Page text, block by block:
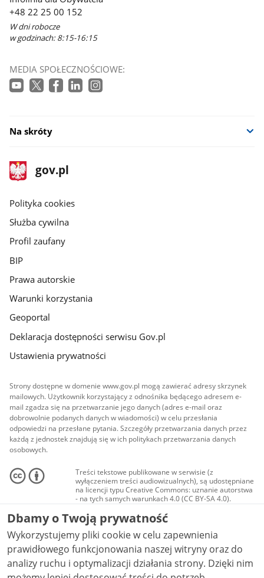
+48 22 25 00 152
W dni robocze
w godzinach: 8:15-16:15
MEDIA SPOŁECZNOŚCIOWE:
Na skróty
stopka
gov.pl
Strona
gov.pl
gov.pl
Polityka cookies
Służba cywilna
Profil zaufany
BIP
Prawa autorskie
Warunki korzystania
Geoportal
Deklaracja dostępności serwisu Gov.pl
Ustawienia prywatności
Strony dostępne w domenie www.gov.pl mogą zawierać adresy skrzynek
mailowych. Użytkownik korzystający z odnośnika będącego adresem e-
mail zgadza się na przetwarzanie jego danych (adres e-mail oraz
dobrowolnie podanych danych w wiadomości) w celu przesłania
odpowiedzi na przesłane pytania. Szczegóły przetwarzania danych przez
każdą z jednostek znajdują się w ich politykach przetwarzania danych
osobowych.
Treści tekstowe publikowane w serwisie (z
wyłączeniem treści audiowizualnych), są udostępniane
na licencji typu Creative Commons: uznanie autorstwa
- na tych samych warunkach 4.0 (CC BY-SA 4.0).
Materiały audiowizualne, w tym zdjęcia, materiały
audio i wideo, są udostępniane na licencji typu
Creative Commons: uznanie autorstwa użycie
niekomercyjne - bez utworów zależnych 4.0 (CC BY-
NC-ND 4.0), o ile nie jest to stwierdzone inaczej.
Dbamy o Twoją prywatność
Wykorzystujemy pliki cookie w celu zapewnienia
prawidłowego funkcjonowania naszej witryny oraz do
analizy ruchu i optymalizacji działania strony. Dzięki nim